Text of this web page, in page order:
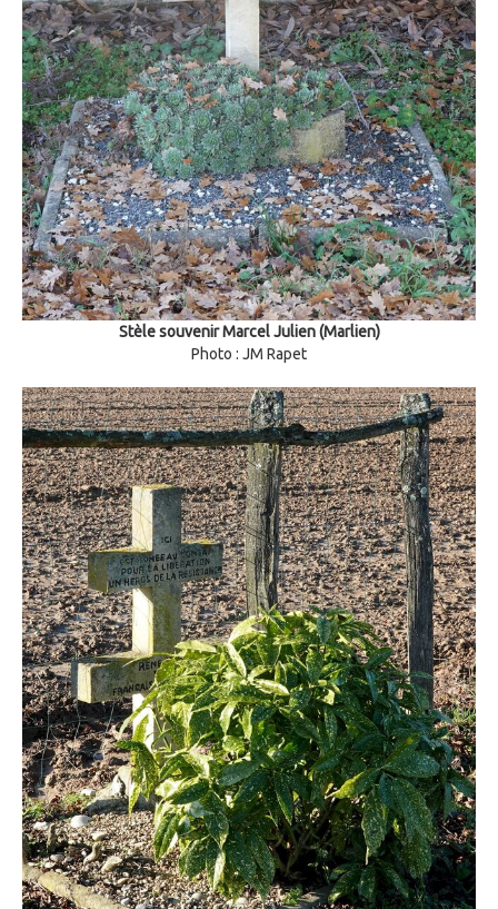
Stèle souvenir Marcel Julien (Marlien)
Photo : JM Rapet